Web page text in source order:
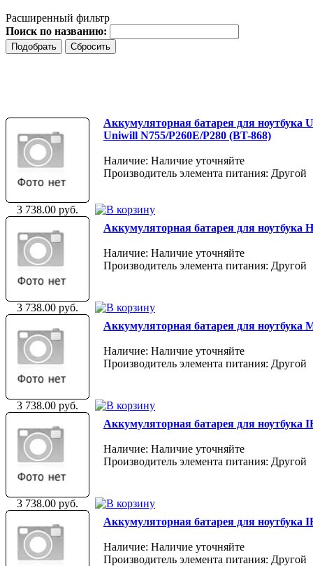
Расширенный фильтр
Поиск по названию:
Аккумуляторная батарея для ноутбука
Uniwill N755/P260E/P280 (BT-868)
Наличие: Наличие уточняйте
Производитель элемента питания: Другой
3 738.00 руб.
Аккумуляторная батарея для ноутбука
Наличие: Наличие уточняйте
Производитель элемента питания: Другой
3 738.00 руб.
Аккумуляторная батарея для ноутбука
Наличие: Наличие уточняйте
Производитель элемента питания: Другой
3 738.00 руб.
Аккумуляторная батарея для ноутбука
Наличие: Наличие уточняйте
Производитель элемента питания: Другой
3 738.00 руб.
Аккумуляторная батарея для ноутбука
Наличие: Наличие уточняйте
Производитель элемента питания: Другой